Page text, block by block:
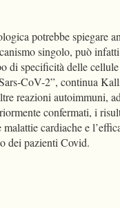
potrebbe spiegare
singolo, può
di specificità delle
CoV-2”, continua
reazioni autoimmuni,
confermati, i
cardiache e
dei pazienti Covid.